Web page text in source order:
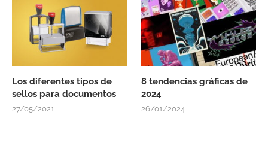
Los diferentes tipos de
sellos para documentos
27/05/2021
8 tendencias gráficas de
2024
26/01/2024